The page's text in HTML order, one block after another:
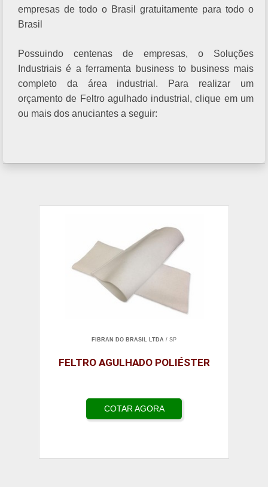
empresas de todo o Brasil gratuitamente para todo o
Brasil
Possuindo centenas de empresas, o Soluções
Industriais é a ferramenta business to business mais
completo da área industrial. Para realizar um
orçamento de Feltro agulhado industrial, clique em um
ou mais dos anuciantes a seguir:
FIBRAN DO BRASIL LTDA / SP
FELTRO AGULHADO POLIÉSTER
COTAR AGORA